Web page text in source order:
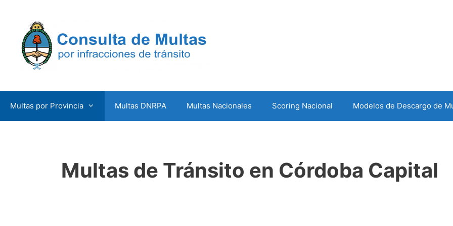
contenido
Multas por Provincia Multas DNRPA Multas Nacionales Scoring Nacional Modelos de Descargo de
Multas de Tránsito en Córdoba Capital